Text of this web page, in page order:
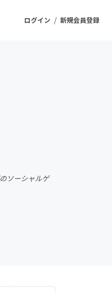
ログイン / 新規会員登録
ソーシャルゲ